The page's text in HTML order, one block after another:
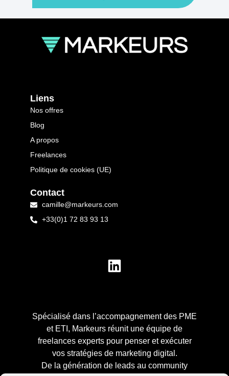
Spécialisé dans l’accompagnement des PME
et ETI, Markeurs réunit une équipe de
freelances experts pour penser et exécuter
vos stratégies de marketing digital.
De la génération de leads au community
Liens
Nos offres
Blog
A propos
Freelances
Politique de cookies (UE)
Contact
camille@markeurs.com
+33(0)1 72 83 93 13